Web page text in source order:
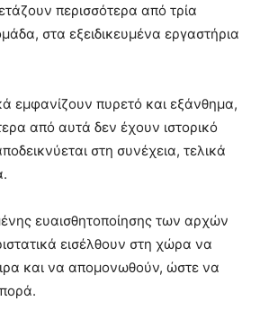
περισσότερα από τρία
στα εξειδικευμένα εργαστήρια
εμφανίζουν πυρετό και εξάνθημα,
από αυτά δεν έχουν ιστορικό
στη συνέχεια, τελικά
ευαισθητοποίησης των αρχών
εισέλθουν στη χώρα να
και να απομονωθούν, ώστε να